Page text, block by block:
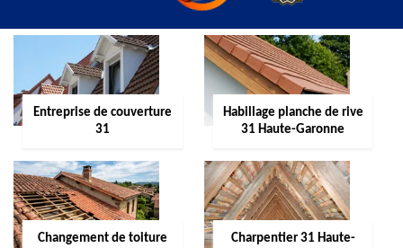
Entreprise de couverture
31
Habillage planche de rive
31 Haute-Garonne
Changement de toiture
Charpentier 31 Haute-